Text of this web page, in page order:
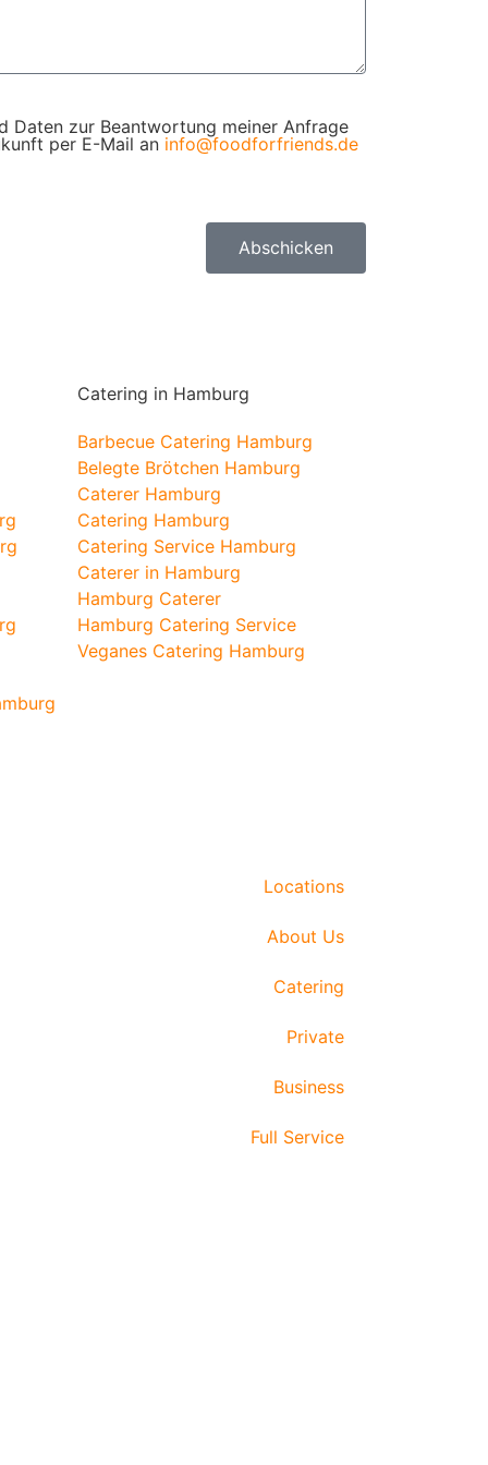
Daten zur Beantwortung meiner Anfrage
per E-Mail an info@foodforfriends.de
Abschicken
Catering in Hamburg
Barbecue Catering Hamburg
Belegte Brötchen Hamburg
Caterer Hamburg
Catering Hamburg
Catering Service Hamburg
Caterer in Hamburg
Hamburg Caterer
Hamburg Catering Service
Veganes Catering Hamburg
Locations
About Us
Catering
Private
Business
Full Service